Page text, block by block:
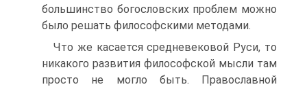
большинство богословских проблем можно
было решать философскими ме­тодами.
Что же касается средневековой Руси, то
никакого развития философской мысли там
просто не могло быть. Православной